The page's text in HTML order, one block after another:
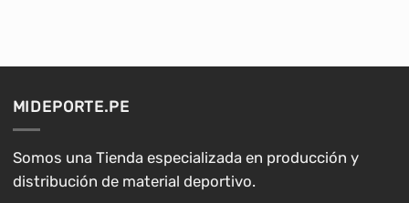
se
pueden
elegir
en
elegir
en
MIDEPORTE.PE
Somos una Tienda especializada en producción y
distribución de material deportivo.